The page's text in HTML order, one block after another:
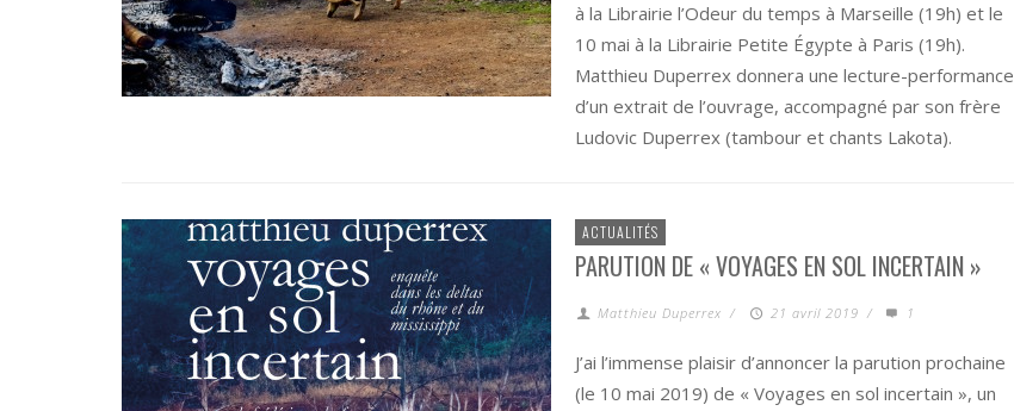
à la Librairie l’Odeur du temps à Marseille (19h) et le
10 mai à la Librairie Petite Égypte à Paris (19h).
Matthieu Duperrex donnera une lecture-performance
d’un extrait de l’ouvrage, accompagné par son frère
Ludovic Duperrex (tambour et chants Lakota).
ACTUALITÉS
PARUTION DE « VOYAGES EN SOL INCERTAIN »
Matthieu Duperrex / 21 avril 2019 / 1
J’ai l’immense plaisir d’annoncer la parution prochaine
(le 10 mai 2019) de « Voyages en sol incertain », un